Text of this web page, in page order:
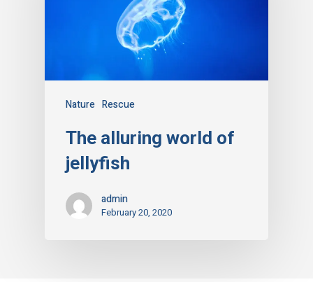
Nature Rescue
The alluring world of
jellyfish
admin
February 20, 2020